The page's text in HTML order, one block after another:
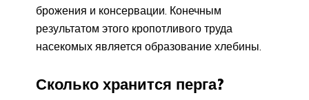
брожения и консервации. Конечным
результатом этого кропотливого труда
насекомых является образование хлебины.
Сколько хранится перга?